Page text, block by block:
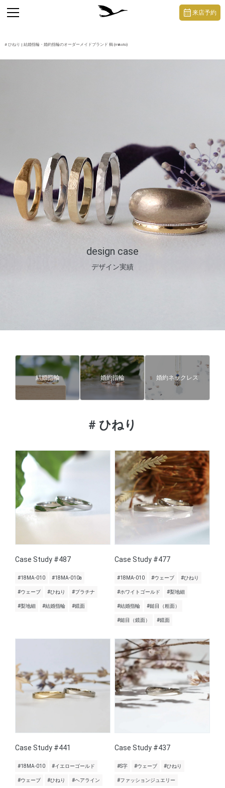
# ひねり | 結婚指輪・婚約指輪のオーダーメイドブランド 鶴 (mikoto)
design case
デザイン実績
toggle
navigation
来店予約
結婚指輪 婚約指輪 婚約ネックレス
# ひねり
Case Study #487
#18MA-010 #18MA-010a
#ウェーブ #ひねり #プラチナ
#梨地細 #結婚指輪 #鏡面
Case Study #477
#18MA-010 #ウェーブ #ひねり
#ホワイトゴールド #梨地細
#結婚指輪 #鎚目（粗面）
#鎚目（鏡面） #鏡面
Case Study #441
#18MA-010 #イエローゴールド
#ウェーブ #ひねり #ヘアライン
Case Study #437
#S字 #ウェーブ #ひねり
#ファッションジュエリー